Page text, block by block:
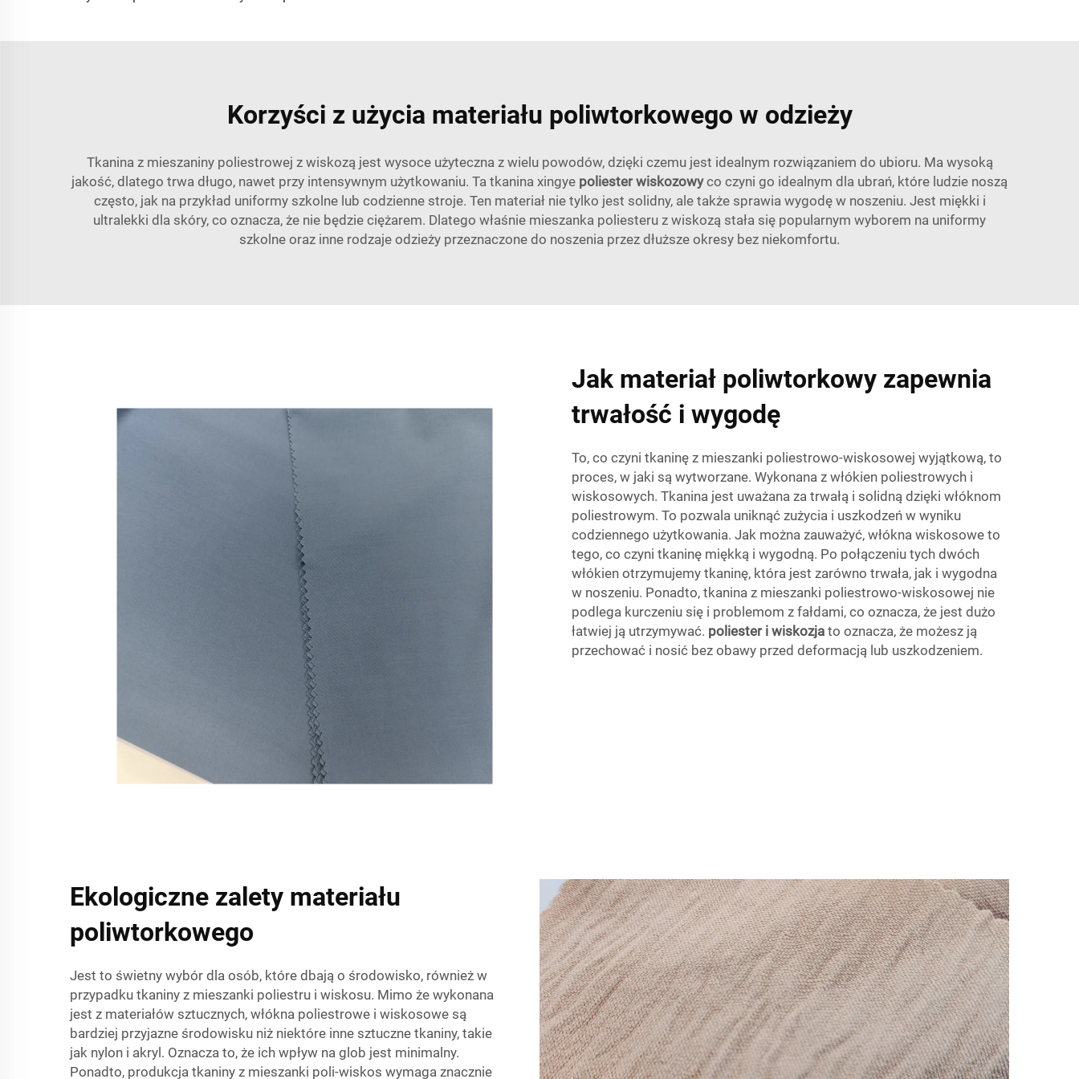
Korzyści z użycia materiału poliwtorkowego w odzieży
Tkanina z mieszaniny poliestrowej z wiskozą jest wysoce użyteczna z wielu powodów, dzięki czemu jest idealnym rozwiązaniem do ubioru. Ma wysoką
jakość, dlatego trwa długo, nawet przy intensywnym użytkowaniu. Ta tkanina xingye poliester wiskozowyco czyni go idealnym dla ubrań, które ludzie noszą
często, jak na przykład uniformy szkolne lub codzienne stroje. Ten materiał nie tylko jest solidny, ale także sprawia wygodę w noszeniu. Jest miękki i
ultralekki dla skóry, co oznacza, że nie będzie ciężarem. Dlatego właśnie mieszanka poliesteru z wiskozą stała się popularnym wyborem na uniformy
szkolne oraz inne rodzaje odzieży przeznaczone do noszenia przez dłuższe okresy bez niekomfortu.
Jak materiał poliwtorkowy zapewnia
trwałość i wygodę
To, co czyni tkaninę z mieszanki poliestrowo-wiskosowej wyjątkową, to
proces, w jaki są wytworzane. Wykonana z włókien poliestrowych i
wiskosowych. Tkanina jest uważana za trwałą i solidną dzięki włóknom
poliestrowym. To pozwala uniknąć zużycia i uszkodzeń w wyniku
codziennego użytkowania. Jak można zauważyć, włókna wiskosowe to
tego, co czyni tkaninę miękką i wygodną. Po połączeniu tych dwóch
włókien otrzymujemy tkaninę, która jest zarówno trwała, jak i wygodna
w noszeniu. Ponadto, tkanina z mieszanki poliestrowo-wiskosowej nie
podlega kurczeniu się i problemom z fałdami, co oznacza, że jest dużo
łatwiej ją utrzymywać. poliester i wiskozja to oznacza, że możesz ją
przechować i nosić bez obawy przed deformacją lub uszkodzeniem.
Ekologiczne zalety materiału
poliwtorkowego
Jest to świetny wybór dla osób, które dbają o środowisko, również w
przypadku tkaniny z mieszanki poliestru i wiskosu. Mimo że wykonana
jest z materiałów sztucznych, włókna poliestrowe i wiskosowe są
bardziej przyjazne środowisku niż niektóre inne sztuczne tkaniny, takie
jak nylon i akryl. Oznacza to, że ich wpływ na glob jest minimalny.
Ponadto, produkcja tkaniny z mieszanki poli-wiskos wymaga znacznie